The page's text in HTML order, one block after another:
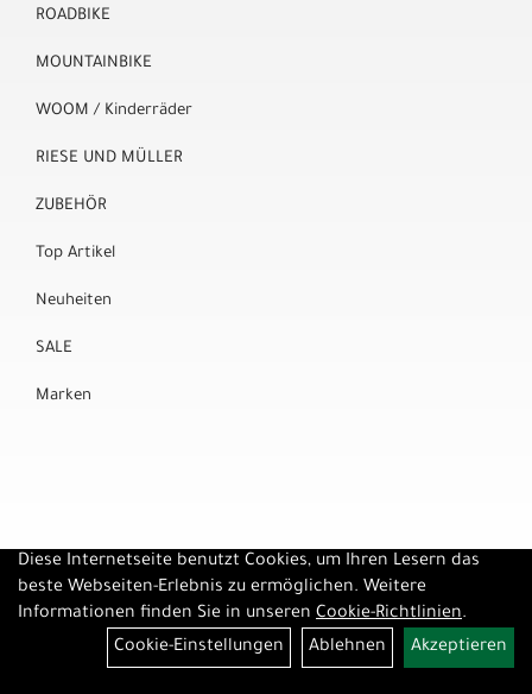
ROADBIKE
MOUNTAINBIKE
WOOM / Kinderräder
RIESE UND MÜLLER
ZUBEHÖR
Top Artikel
Neuheiten
SALE
Marken
Diese Internetseite benutzt Cookies, um Ihren Lesern das
beste Webseiten-Erlebnis zu ermöglichen. Weitere
Informationen finden Sie in unseren Cookie-Richtlinien.
Cookie-Einstellungen
Ablehnen Akzeptieren